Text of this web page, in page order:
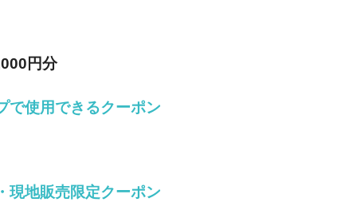
円分
で使用できるクーポン
現地販売限定クーポン